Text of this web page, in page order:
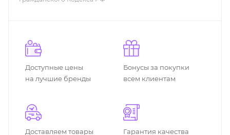
Доступные цены
на лучшие бренды
Бонусы за покупки
всем клиентам
Доставляем товары
Гарантия качества